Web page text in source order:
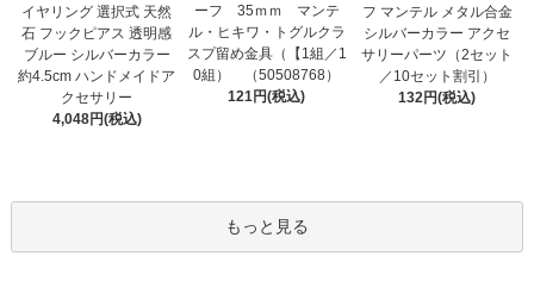
イヤリング 選択式 天然
石 フックピアス 透明感
ブルー シルバーカラー
約4.5cm ハンドメイドア
クセサリー
4,048円(税込)
ーフ 35ｍｍ マンテ
ル・ヒキワ・トグルクラ
スプ留め金具（【1組／1
0組） （50508768）
121円(税込)
フ マンテル メタル合金
シルバーカラー アクセ
サリーパーツ（2セット
／10セット割引）
132円(税込)
もっと見る